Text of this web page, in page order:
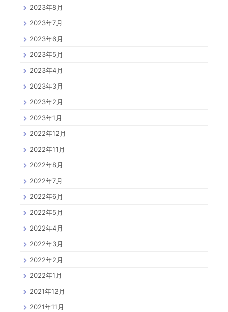
2023年8月
2023年7月
2023年6月
2023年5月
2023年4月
2023年3月
2023年2月
2023年1月
2022年12月
2022年11月
2022年8月
2022年7月
2022年6月
2022年5月
2022年4月
2022年3月
2022年2月
2022年1月
2021年12月
2021年11月